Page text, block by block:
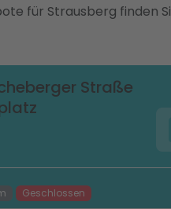
für Strausberg finden
Straße
Geschlossen